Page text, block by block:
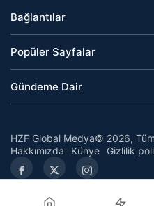
Bağlantılar
Popüler Sayfalar
Gündeme Dair
HZF Global Medya© 2026, Tüm
Hakkımızda
Künye Gizlilik